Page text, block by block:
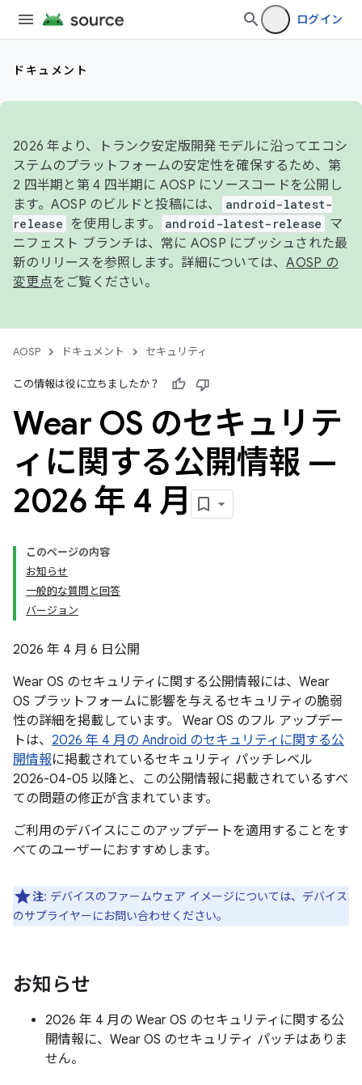
ログイン
ドキュメント
2026 年より、トランク安定版開発モデルに沿ってエコシ
ステムのプラットフォームの安定性を確保するため、第
2 四半期と第 4 四半期に AOSP にソースコードを公開し
ます。AOSP のビルドと投稿には、
android-latest-
release
を使用します。 android-latest-release
マ
ニフェスト ブランチは、常に AOSP にプッシュされた最
新のリリースを参照します。詳細については、AOSP の
変更点をご覧ください。
AOSP ドキュメント セキュリティ
この情報は役に立ちましたか？
Wear OS のセキュリテ
ィに関する公開情報 —
2026 年 4 月
このページの内容
お知らせ
一般的な質問と回答
バージョン
2026 年 4 月 6 日公開
Wear OS のセキュリティに関する公開情報には、Wear
OS プラットフォームに影響を与えるセキュリティの脆弱
性の詳細を掲載しています。 Wear OS のフル アップデー
トは、 2026 年 4 月の Android のセキュリティに関する公
開情報に掲載されているセキュリティ パッチレベル
2026-04-05 以降と、この公開情報に掲載されているすべ
ての問題の修正が含まれています。
ご利用のデバイスにこのアップデートを適用することをす
べてのユーザーにおすすめします。
注: デバイスのファームウェア イメージについては、デバイス
のサプライヤーにお問い合わせください。
お知らせ
2026 年 4 月の Wear OS のセキュリティに関する公
開情報に、Wear OS のセキュリティ パッチはありま
せん。